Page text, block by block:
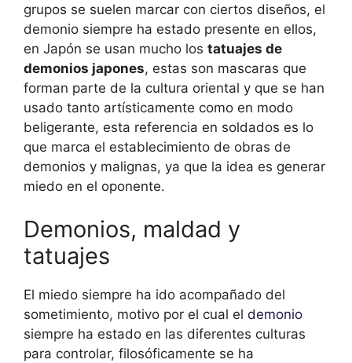
grupos se suelen marcar con ciertos diseños, el
demonio siempre ha estado presente en ellos,
en Japón se usan mucho los tatuajes de
demonios japones, estas son mascaras que
forman parte de la cultura oriental y que se han
usado tanto artísticamente como en modo
beligerante, esta referencia en soldados es lo
que marca el establecimiento de obras de
demonios y malignas, ya que la idea es generar
miedo en el oponente.
Demonios, maldad y
tatuajes
El miedo siempre ha ido acompañado del
sometimiento, motivo por el cual el demonio
siempre ha estado en las diferentes culturas
para controlar, filosóficamente se ha